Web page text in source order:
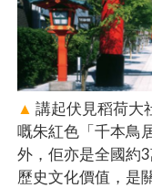
▲ 講起伏見稻荷大
嘅朱紅色「千本鳥
外，佢亦是全國約
歷史文化價值，是